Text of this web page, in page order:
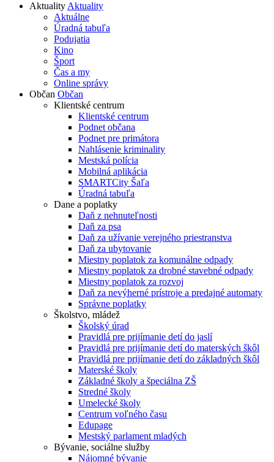
AktualityAktuality
Aktuálne
Úradná tabuľa
Podujatia
Kino
Šport
Čas a my
Online správy
Občan Občan
Klientské centrum
Klientské centrum
Podnet občana
Podnet pre primátora
Nahlásenie kriminality
Mestská polícia
Mobilná aplikácia
SMARTCity Šaľa
Úradná tabuľa
Dane a poplatky
Daň z nehnuteľnosti
Daň za psa
Daň za užívanie verejného priestranstva
Daň za ubytovanie
Miestny poplatok za komunálne odpady
Miestny poplatok za drobné stavebné odpady
Miestny poplatok za rozvoj
Daň za nevýherné prístroje a predajné automaty
Správne poplatky
Školstvo, mládež
Školský úrad
Pravidlá pre prijímanie detí do jaslí
Pravidlá pre prijímanie detí do materských škôl
Pravidlá pre prijímanie detí do základných škôl
Materské školy
Základné školy a špeciálna ZŠ
Stredné školy
Umelecké školy
Centrum voľného času
Edupage
Mestský parlament mladých
Bývanie, sociálne služby
Nájomné bývanie